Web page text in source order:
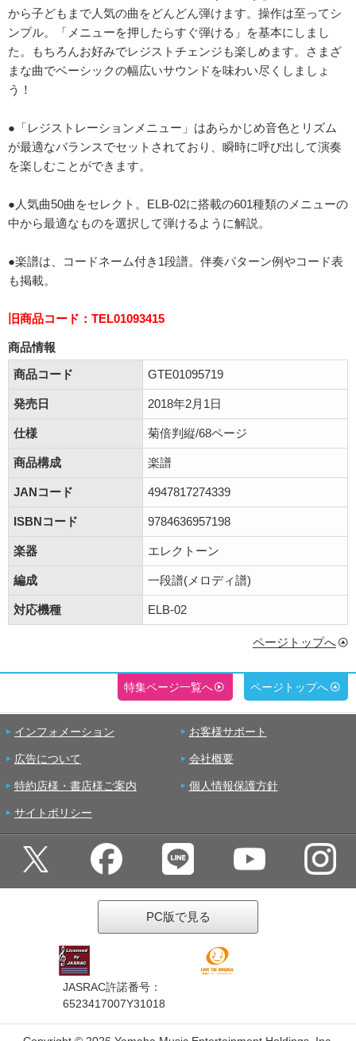
から子どもまで人気の曲をどんどん弾けます。操作は至ってシ
ンプル。「メニューを押したらすぐ弾ける」を基本にしまし
た。もちろんお好みでレジストチェンジも楽しめます。さまざ
まな曲でベーシックの幅広いサウンドを味わい尽くしましょ
う！
●「レジストレーションメニュー」はあらかじめ音色とリズム
が最適なバランスでセットされており、瞬時に呼び出して演奏
を楽しむことができます。
●人気曲50曲をセレクト。ELB-02に搭載の601種類のメニューの
中から最適なものを選択して弾けるように解説。
●楽譜は、コードネーム付き1段譜。伴奏パターン例やコード表
も掲載。
旧商品コード：TEL01093415
商品情報
商品コード
GTE01095719
発売日 2018年2月1日
仕様 菊倍判縦/68ページ
商品構成 楽譜
JANコード 4947817274339
ISBNコード 9784636957198
楽器 エレクトーン
編成 一段譜(メロディ譜)
対応機種 ELB-02
ページトップへ
特集ページ一覧へ ページトップへ
インフォメーション お客様サポート
広告について 会社概要
特約店様・書店様ご案内 個人情報保護方針
サイトポリシー
PC版で見る
JASRAC許諾番号：
6523417007Y31018